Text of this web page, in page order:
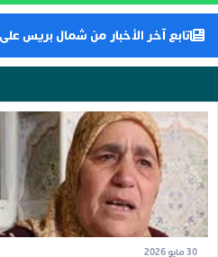
تابع آخر الأخبار من شمال بريس على Google News